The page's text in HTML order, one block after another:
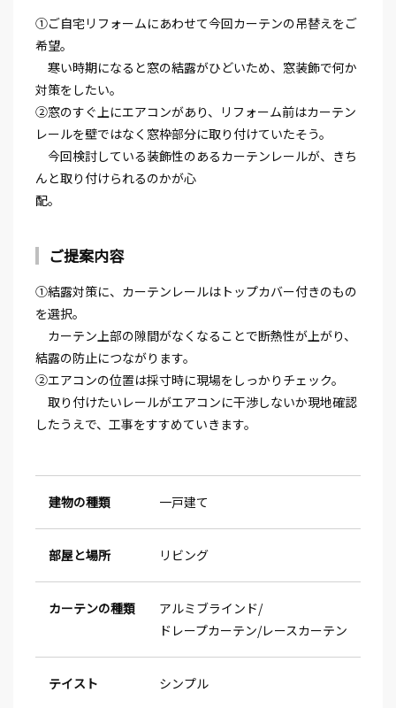
①ご自宅リフォームにあわせて今回カーテンの吊替えをご
希望。
寒い時期になると窓の結露がひどいため、窓装飾で何か
対策をしたい。
②窓のすぐ上にエアコンがあり、リフォーム前はカーテン
レールを壁ではなく窓枠部分に取り付けていたそう。
今回検討している装飾性のあるカーテンレールが、きち
んと取り付けられるのかが心
配。
ご提案内容
①結露対策に、カーテンレールはトップカバー付きのもの
を選択。
カーテン上部の隙間がなくなることで断熱性が上がり、
結露の防止につながります。
②エアコンの位置は採寸時に現場をしっかりチェック。
取り付けたいレールがエアコンに干渉しないか現地確認
したうえで、工事をすすめていきます。
建物の種類 一戸建て
部屋と場所 リビング
カーテンの種類
アルミブラインド
ドレープカーテン レースカーテン
テイスト シンプル